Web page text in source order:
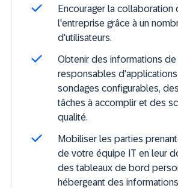
Encourager la collaboration
l'entreprise grâce à un
d'utilisateurs.
Obtenir des informations
responsables d'applications
sondages configurables,
tâches à accomplir et des
qualité.
Mobiliser les parties
de votre équipe IT en leur
des tableaux de bord
hébergeant des